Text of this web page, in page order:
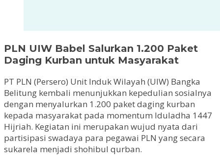
PLN UIW Babel Salurkan 1.200 Paket
Daging Kurban untuk Masyarakat
PT PLN (Persero) Unit Induk Wilayah (UIW) Bangka
Belitung kembali menunjukkan kepedulian sosialnya
dengan menyalurkan 1.200 paket daging kurban
kepada masyarakat pada momentum Iduladha 1447
Hijriah. Kegiatan ini merupakan wujud nyata dari
partisipasi swadaya para pegawai PLN yang secara
sukarela menjadi shohibul qurban.